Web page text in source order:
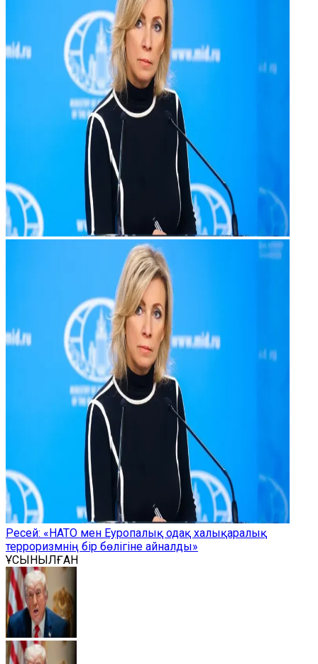
Ресей: «НАТО мен Еуропалық одақ халықаралық
терроризмнің бір бөлігіне айналды»
ҰСЫНЫЛҒАН